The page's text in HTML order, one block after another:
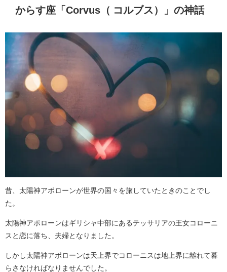
からす座「Corvus（ コルブス）」の神話
昔、太陽神アポローンが世界の国々を旅していたときのことでし
た。
太陽神アポローンはギリシャ中部にあるテッサリアの王女コローニ
スと恋に落ち、夫婦となりました。
しかし太陽神アポローンは天上界でコローニスは地上界に離れて暮
らさなければなりませんでした。